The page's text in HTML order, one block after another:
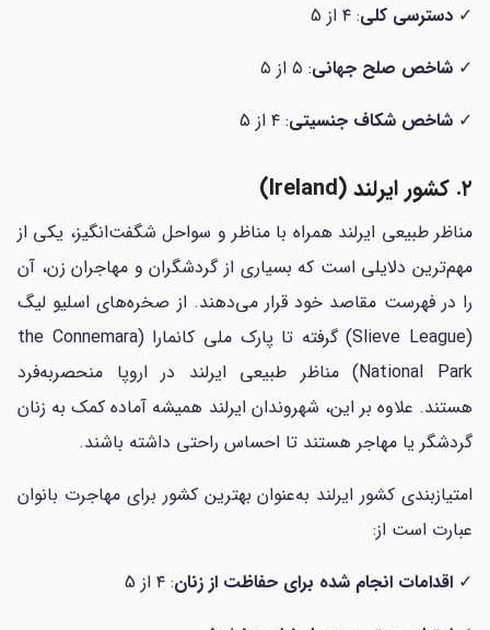
✓ دسترسی کلی: ۴ از 5
✓ شاخص صلح جهانی: ۵ از ۵
✓ شاخص شکاف جنسیتی: ۴ از 5
۲. کشور ایرلند (Ireland)
مناظر طبیعی ایرلند همراه با مناظر و سواحل شگفت‌انگیز، یکی از
مهم‌ترین دلایلی است که بسیاری از گردشگران و مهاجران زن، آن
را در فهرست مقاصد خود قرار می‌دهند. از صخره‌های اسلیو لیگ
(Slieve League) گرفته تا پارک ملی کانمارا (the Connemara
National Park) مناظر طبیعی ایرلند در اروپا منحصربه‌فرد
هستند. علاوه بر این، شهروندان ایرلند همیشه آماده کمک به زنان
گردشگر یا مهاجر هستند تا احساس راحتی داشته باشند.
امتیازبندی کشور ایرلند به‌عنوان بهترین کشور برای مهاجرت بانوان
عبارت است از:
✓ اقدامات انجام شده برای حفاظت از زنان: ۴ از 5